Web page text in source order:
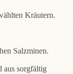
Kräutern.
Salzminen.
aus sorgfältig